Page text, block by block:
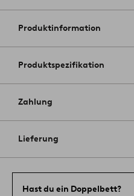
Produktinformation
Produktspezifikation
Zahlung
Lieferung
Hast du ein Doppelbett?